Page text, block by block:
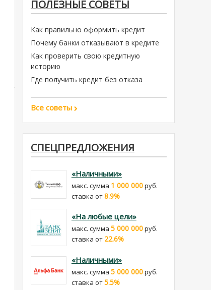
ПОЛЕЗНЫЕ СОВЕТЫ
Как правильно оформить кредит
Почему банки отказывают в кредите
Как проверить свою кредитную
историю
Где получить кредит без отказа
Все советы
СПЕЦПРЕДЛОЖЕНИЯ
«Наличными»
макс. сумма 1 000 000руб.
cтавка от8.9%
«На любые цели»
макс. сумма 5 000 000руб.
cтавка от 22.6%
«Наличными»
макс. сумма 5 000 000руб.
cтавка от5.5%